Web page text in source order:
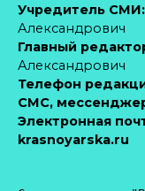
Учредитель СМИ:
Александрович
Главный
Александрович
Телефон
CМС,
Электронная
krasnoyarska.ru